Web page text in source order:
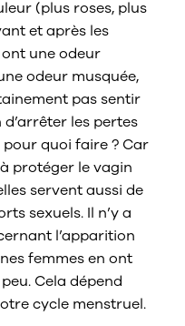
(plus roses, plus
et après les
une odeur
odeur musquée,
pas sentir
d’arrêter les pertes
quoi faire ? Car
protéger le vagin
servent aussi de
sexuels. Il n’y a
l’apparition
femmes en ont
Cela dépend
cycle menstruel.